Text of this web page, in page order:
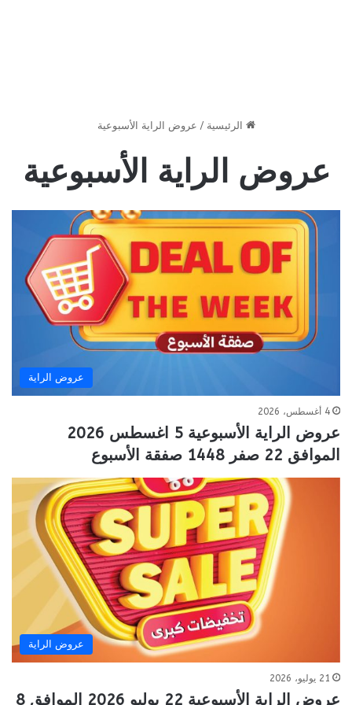
الرئيسية / عروض الراية الأسبوعية
عروض الراية الأسبوعية
عروض الراية
4 أغسطس، 2026
عروض الراية الأسبوعية 5 اغسطس 2026
الموافق 22 صفر 1448 صفقة الأسبوع
عروض الراية
21 يوليو، 2026
عروض الراية الأسبوعية 22 يوليو 2026 الموافق 8